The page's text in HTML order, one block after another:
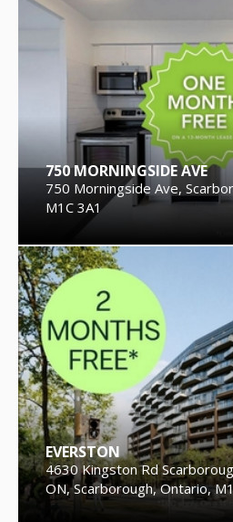
750 MORNINGSIDE AVE
750 Morningside Ave,
M1C 3A1
EVERSTON
4630 Kingston Rd
ON, Scarborough, Ontario,